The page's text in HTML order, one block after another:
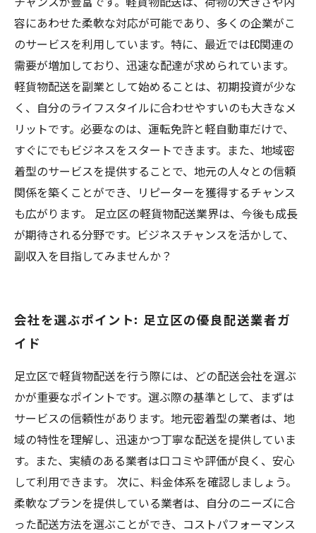
容にあわせた柔軟な対応が可能であり、多くの企業がこ
のサービスを利用しています。特に、最近ではEC関連の
需要が増加しており、迅速な配達が求められています。
軽貨物配送を副業として始めることは、初期投資が少な
く、自分のライフスタイルに合わせやすいのも大きなメ
リットです。必要なのは、運転免許と軽自動車だけで、
すぐにでもビジネスをスタートできます。また、地域密
着型のサービスを提供することで、地元の人々との信頼
関係を築くことができ、リピーターを獲得するチャンス
も広がります。 足立区の軽貨物配送業界は、今後も成長
が期待される分野です。ビジネスチャンスを活かして、
副収入を目指してみませんか？
会社を選ぶポイント: 足立区の優良配送業者ガ
イド
足立区で軽貨物配送を行う際には、どの配送会社を選ぶ
かが重要なポイントです。選ぶ際の基準として、まずは
サービスの信頼性があります。地元密着型の業者は、地
域の特性を理解し、迅速かつ丁寧な配送を提供していま
す。また、実績のある業者は口コミや評価が良く、安心
して利用できます。 次に、料金体系を確認しましょう。
柔軟なプランを提供している業者は、自分のニーズに合
った配送方法を選ぶことができ、コストパフォーマンス